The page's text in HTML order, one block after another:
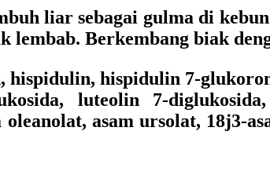
liar sebagai gulma di
lembab. Berkembang biak
hispidulin 7-
luteolin 7-
asam ursolat, 18j3-